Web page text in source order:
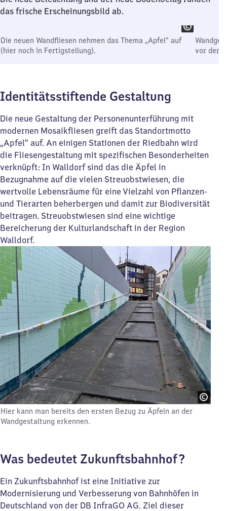
das frische Erscheinungsbild ab.
Die neuen Wandfliesen nehmen das Thema „Apfel" auf
(hier noch in Fertigstellung).
vor der
Identitätsstiftende Gestaltung
Die neue Gestaltung der Personenunterführung mit
modernen Mosaikfliesen greift das Standortmotto
„Apfel“ auf. An einigen Stationen der Riedbahn wird
die Fliesengestaltung mit spezifischen Besonderheiten
verknüpft: In Walldorf sind das die Äpfel in
Bezugnahme auf die vielen Streuobstwiesen, die
wertvolle Lebensräume für eine Vielzahl von Pflanzen-
und Tierarten beherbergen und damit zur Biodiversität
beitragen. Streuobstwiesen sind eine wichtige
Bereicherung der Kulturlandschaft in der Region
Walldorf.
Hier kann man bereits den ersten Bezug zu Äpfeln an der
Wandgestaltung erkennen.
Was bedeutet Zukunftsbahnhof?
Ein Zukunftsbahnhof ist eine Initiative zur
Modernisierung und Verbesserung von Bahnhöfen in
Deutschland von der DB InfraGO AG. Ziel dieser